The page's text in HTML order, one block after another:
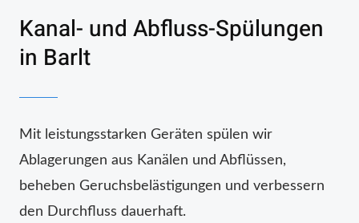
Kanal- und Abfluss-Spülungen
in Barlt
Mit leistungsstarken Geräten spülen wir
Ablagerungen aus Kanälen und Abflüssen,
beheben Geruchsbelästigungen und verbessern
den Durchfluss dauerhaft.